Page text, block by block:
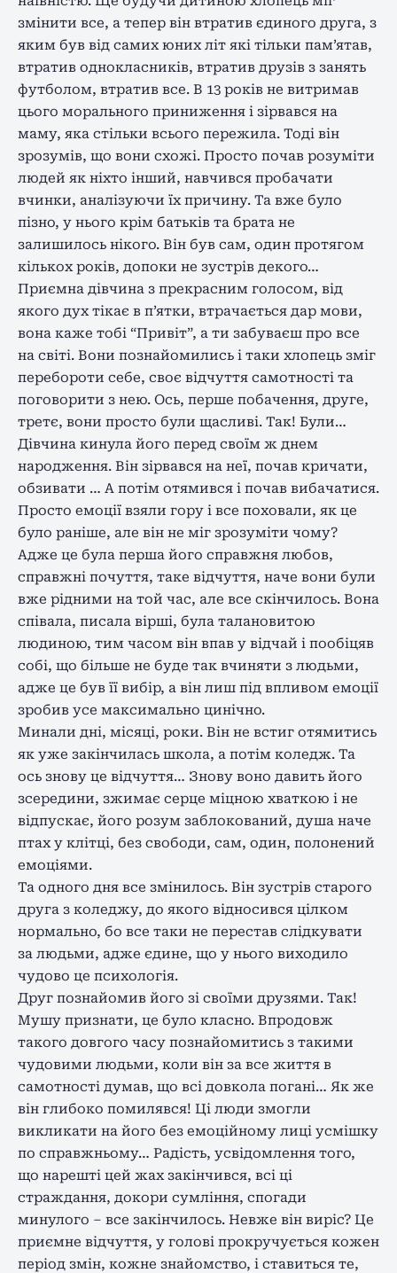
змінити все, а тепер він втратив єдиного друга, з
яким був від самих юних літ які тільки пам’ятав,
втратив однокласників, втратив друзів з занять
футболом, втратив все. В 13 років не витримав
цього морального приниження і зірвався на
маму, яка стільки всього пережила. Тоді він
зрозумів, що вони схожі. Просто почав розуміти
людей як ніхто інший, навчився пробачати
вчинки, аналізуючи їх причину. Та вже було
пізно, у нього крім батьків та брата не
залишилось нікого. Він був сам, один протягом
кількох років, допоки не зустрів декого…
Приємна дівчина з прекрасним голосом, від
якого дух тікає в п’ятки, втрачається дар мови,
вона каже тобі “Привіт”, а ти забуваєш про все
на світі. Вони познайомились і таки хлопець зміг
перебороти себе, своє відчуття самотності та
поговорити з нею. Ось, перше побачення, друге,
третє, вони просто були щасливі. Так! Були…
Дівчина кинула його перед своїм ж днем
народження. Він зірвався на неї, почав кричати,
обзивати … А потім отямився і почав вибачатися.
Просто емоції взяли гору і все поховали, як це
було раніше, але він не міг зрозуміти чому?
Адже це була перша його справжня любов,
справжні почуття, таке відчуття, наче вони були
вже рідними на той час, але все скінчилось. Вона
співала, писала вірші, була талановитою
людиною, тим часом він впав у відчай і пообіцяв
собі, що більше не буде так вчиняти з людьми,
адже це був її вибір, а він лиш під впливом емоції
зробив усе максимально цинічно.
Минали дні, місяці, роки. Він не встиг отямитись
як уже закінчилась школа, а потім коледж. Та
ось знову це відчуття… Знову воно давить його
зсередини, зжимає серце міцною хваткою і не
відпускає, його розум заблокований, душа наче
птах у клітці, без свободи, сам, один, полонений
емоціями.
Та одного дня все змінилось. Він зустрів старого
друга з коледжу, до якого відносився цілком
нормально, бо все таки не перестав слідкувати
за людьми, адже єдине, що у нього виходило
чудово це психологія.
Друг познайомив його зі своїми друзями. Так!
Мушу признати, це було класно. Впродовж
такого довгого часу познайомитись з такими
чудовими людьми, коли він за все життя в
самотності думав, що всі довкола погані… Як же
він глибоко помилявся! Ці люди змогли
викликати на його без емоційному лиці усмішку
по справжньому… Радість, усвідомлення того,
що нарешті цей жах закінчився, всі ці
страждання, докори сумління, спогади
минулого – все закінчилось. Невже він виріс? Це
приємне відчуття, у голові прокручується кожен
період змін, кожне знайомство, і ставиться те,